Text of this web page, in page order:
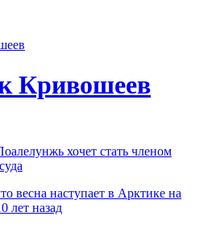
Кривошеев
хочет стать членом
весна наступает в Арктике на
лет назад